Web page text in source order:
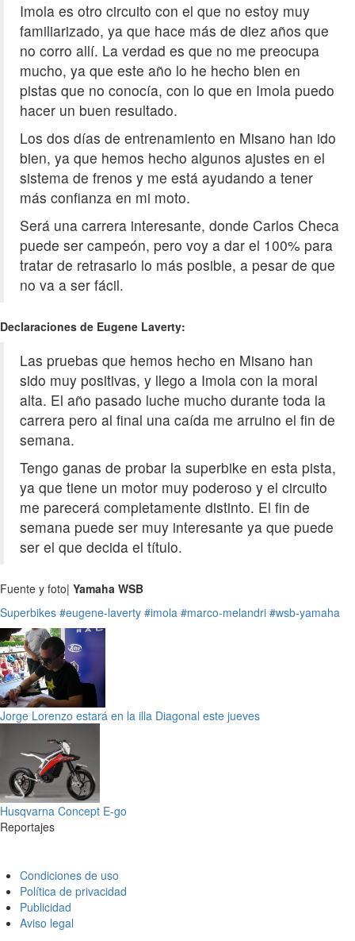
Imola es otro circuito con el que no estoy muy
familiarizado, ya que hace más de diez años que
no corro allí. La verdad es que no me preocupa
mucho, ya que este año lo he hecho bien en
pistas que no conocía, con lo que en Imola puedo
hacer un buen resultado.
Los dos días de entrenamiento en Misano han ido
bien, ya que hemos hecho algunos ajustes en el
sistema de frenos y me está ayudando a tener
más confianza en mi moto.
Será una carrera interesante, donde Carlos Checa
puede ser campeón, pero voy a dar el 100% para
tratar de retrasarlo lo más posible, a pesar de que
no va a ser fácil.
Declaraciones de Eugene Laverty:
Las pruebas que hemos hecho en Misano han
sido muy positivas, y llego a Imola con la moral
alta. El año pasado luche mucho durante toda la
carrera pero al final una caída me arruino el fin de
semana.
Tengo ganas de probar la superbike en esta pista,
ya que tiene un motor muy poderoso y el circuito
me parecerá completamente distinto. El fin de
semana puede ser muy interesante ya que puede
ser el que decida el título.
Fuente y foto| Yamaha WSB
Superbikes #eugene-laverty #imola #marco-melandri #wsb-yamaha
Jorge Lorenzo estará en la illa Diagonal este jueves
Husqvarna Concept E-go
Reportajes
Condiciones de uso
Política de privacidad
Publicidad
Aviso legal